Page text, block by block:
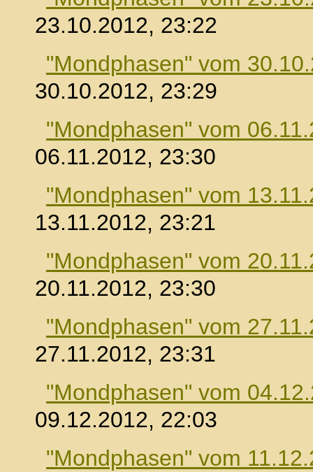
23.10.2012, 23:22
"Mondphasen" vom
30.10.2012, 23:29
"Mondphasen" vom
06.11.2012, 23:30
"Mondphasen" vom
13.11.2012, 23:21
"Mondphasen" vom
20.11.2012, 23:30
"Mondphasen" vom
27.11.2012, 23:31
"Mondphasen" vom
09.12.2012, 22:03
"Mondphasen" vom